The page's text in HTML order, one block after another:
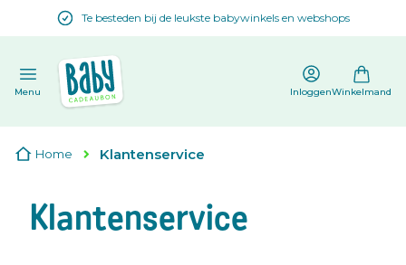
Te besteden bij de leukste babywinkels en webshops
Menu InloggenWinkelmand
Home Klantenservice
Klantenservice